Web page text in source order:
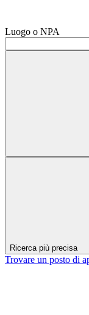
Luogo o NPA
Ricerca più precisa
Trovare un posto di